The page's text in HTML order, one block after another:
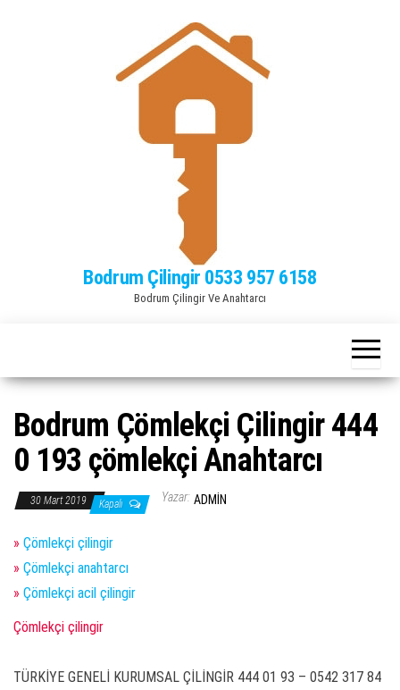
Bodrum Çilingir 0533 957 6158
Bodrum Çilingir Ve Anahtarcı
Bodrum Çömlekçi Çilingir 444
0 193 çömlekçi Anahtarcı
30 Mart 2019 Kapalı Yazar: ADMIN
» Çömlekçi çilingir
» Çömlekçi anahtarcı
» Çömlekçi acil çilingir
Çömlekçi çilingir
TÜRKİYE GENELİ KURUMSAL ÇİLİNGİR 444 01 93 – 0542 317 84